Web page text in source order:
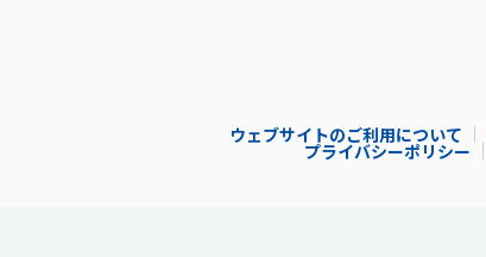
ウェブサイトのご利用について
プライバシーポリシー